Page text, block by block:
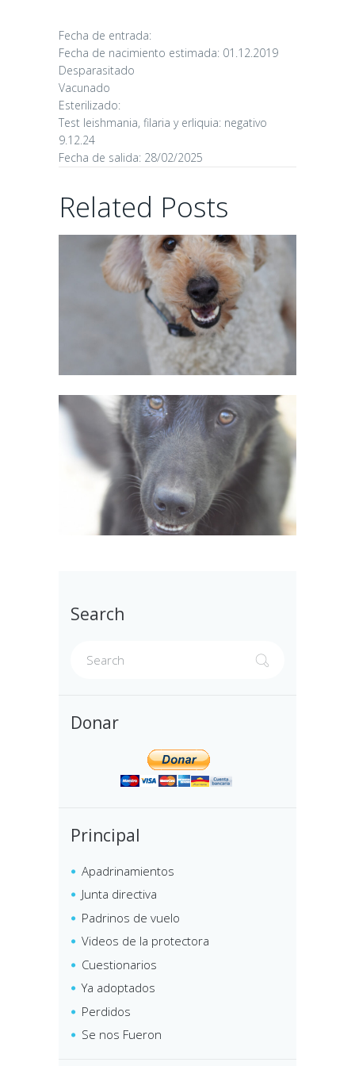
Fecha de entrada:
Fecha de nacimiento estimada: 01.12.2019
Desparasitado
Vacunado
Esterilizado:
Test leishmania, filaria y erliquia: negativo
9.12.24
Fecha de salida: 28/02/2025
Related Posts
CANDY
16/06/2026
02/06/2026
Search
Donar
Principal
Apadrinamientos
Junta directiva
Padrinos de vuelo
Videos de la protectora
Cuestionarios
Ya adoptados
Perdidos
Se nos Fueron